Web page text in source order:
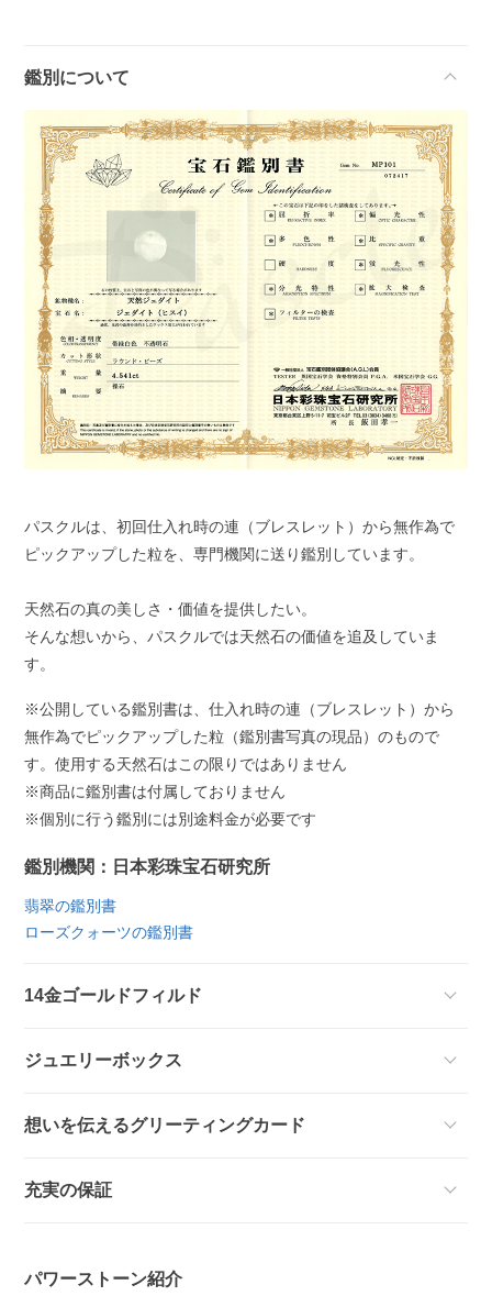
鑑別について
パスクルは、初回仕入れ時の連（ブレスレット）から無作為で
ピックアップした粒を、専門機関に送り鑑別しています。
天然石の真の美しさ・価値を提供したい。
そんな想いから、パスクルでは天然石の価値を追及していま
す。
※公開している鑑別書は、仕入れ時の連（ブレスレット）から
無作為でピックアップした粒（鑑別書写真の現品）のもので
す。使用する天然石はこの限りではありません
※商品に鑑別書は付属しておりません
※個別に行う鑑別には別途料金が必要です
鑑別機関：日本彩珠宝石研究所
翡翠の鑑別書
ローズクォーツの鑑別書
14金ゴールドフィルド
ジュエリーボックス
想いを伝えるグリーティングカード
充実の保証
パワーストーン紹介